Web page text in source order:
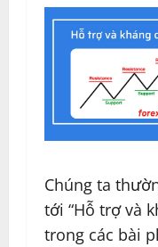
Chúng ta
tới “Hỗ trợ và
trong các bài